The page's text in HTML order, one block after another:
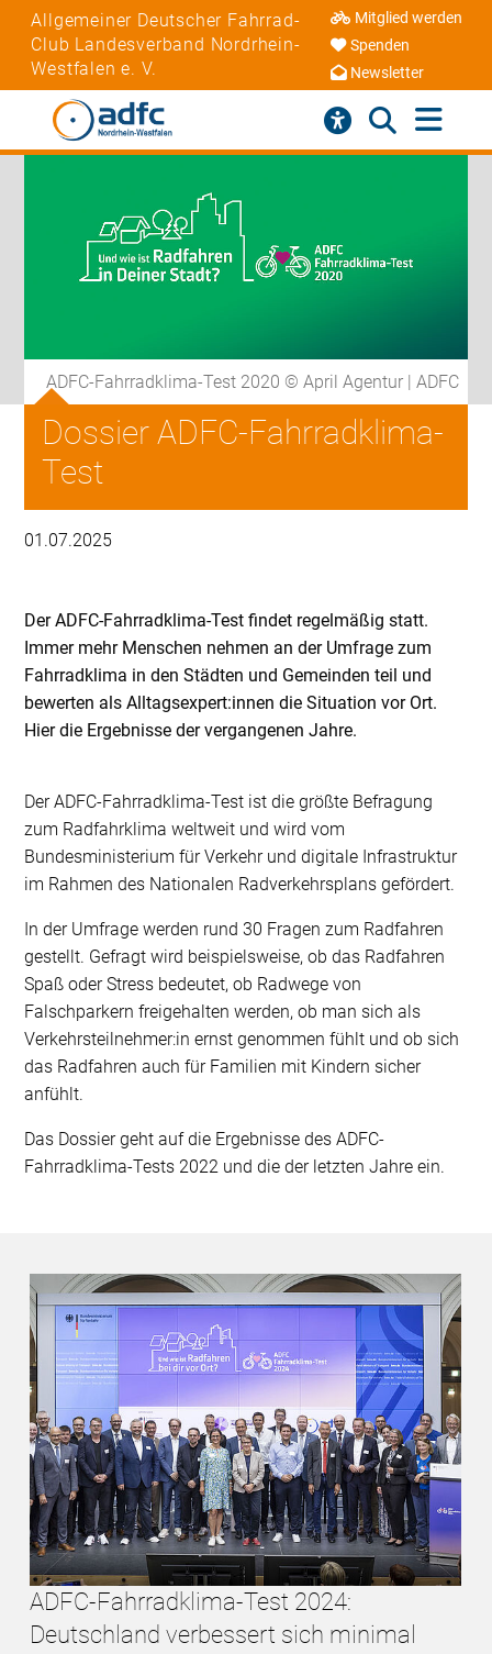
Allgemeiner Deutscher Fahrrad-
Club Landesverband Nordrhein-
Westfalen e. V.
Mitglied werden
Spenden
Newsletter
ADFC-Fahrradklima-Test 2020 © April Agentur | ADFC
Dossier ADFC-Fahrradklima-
Test
01.07.2025
Der ADFC-Fahrradklima-Test findet regelmäßig statt.
Immer mehr Menschen nehmen an der Umfrage zum
Fahrradklima in den Städten und Gemeinden teil und
bewerten als Alltagsexpert:innen die Situation vor Ort.
Hier die Ergebnisse der vergangenen Jahre.
Der ADFC-Fahrradklima-Test ist die größte Befragung
zum Radfahrklima weltweit und wird vom
Bundesministerium für Verkehr und digitale Infrastruktur
im Rahmen des Nationalen Radverkehrsplans gefördert.
In der Umfrage werden rund 30 Fragen zum Radfahren
gestellt. Gefragt wird beispielsweise, ob das Radfahren
Spaß oder Stress bedeutet, ob Radwege von
Falschparkern freigehalten werden, ob man sich als
Verkehrsteilnehmer:in ernst genommen fühlt und ob sich
das Radfahren auch für Familien mit Kindern sicher
anfühlt.
Das Dossier geht auf die Ergebnisse des ADFC-
Fahrradklima-Tests 2022 und die der letzten Jahre ein.
ADFC-Fahrradklima-Test 2024:
Deutschland verbessert sich minimal